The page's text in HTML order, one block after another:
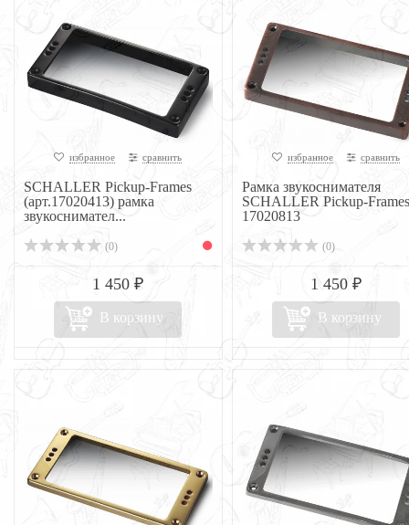
избранное сравнить
SCHALLER Pickup-Frames
(арт.17020413) рамка
звукоснимател...
(0)
1 450 ₽
В корзину
избранное сравнить
Рамка звукоснимателя
SCHALLER Pickup-Frames
17020813
(0)
1 450 ₽
В корзину